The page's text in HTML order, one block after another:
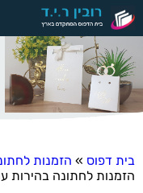
בית דפוס » הזמנות
הזמנות לחתונה בהירות